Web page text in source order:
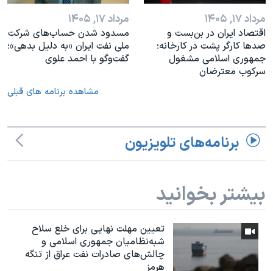
مرداد ۱۷, ۱۴۰۵
اقتصاد ایران در بن‌بست و
صدها کارگر پشت در کارخانه؛
جمهوری اسلامی مشغول
سرکوب معترضان
مرداد ۱۷, ۱۴۰۵
مسدود شدن حساب‌های شرکت
ملی نفت ایران «به دلیل بدهی»؛
گفت‌و‌گو با احمد علوی
مشاهده برنامه های قبلی
برنامه‌های تلویزیون
بیشتر بخوانید
تعیین مهلت نهایی برای خلع سلاح
شبه‌نظامیان جمهوری اسلامی و
چالش‌های صادرات نفت عراق از تنگه
هرمز